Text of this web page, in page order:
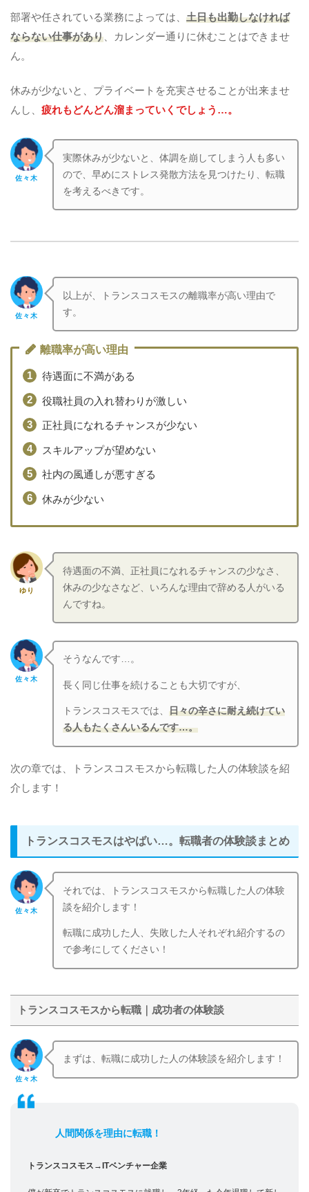
部署や任されている業務によっては、 土日も出勤しなければ
ならない仕事があり 、カレンダー通りに休むことはできませ
ん。
休みが少ないと、プライベートを充実させることが出来ませ
んし、 疲れもどんどん溜まっていくでしょう…。
佐々木
実際休みが少ないと、体調を崩してしまう人も多い
ので、早めにストレス発散方法を見つけたり、転職
を考えるべきです。
佐々木
以上が、トランスコスモスの離職率が高い理由で
す。
離職率が高い理由
待遇面に不満がある
役職社員の入れ替わりが激しい
正社員になれるチャンスが少ない
スキルアップが望めない
社内の風通しが悪すぎる
休みが少ない
ゆり
待遇面の不満、正社員になれるチャンスの少なさ、
休みの少なさなど、いろんな理由で辞める人がいる
んですね。
佐々木
そうなんです…。
長く同じ仕事を続けることも大切ですが、
トランスコスモスでは、日々の辛さに耐え続けてい
る人もたくさんいるんです…。
次の章では、トランスコスモスから転職した人の体験談を紹
介します！
トランスコスモスはやばい…。転職者の体験談まとめ
佐々木
それでは、トランスコスモスから転職した人の体験
談を紹介します！
転職に成功した人、失敗した人それぞれ紹介するの
で参考にしてください！
トランスコスモスから転職｜成功者の体験談
佐々木
まずは、転職に成功した人の体験談を紹介します！
人間関係を理由に転職！
トランスコスモス→ITベンチャー企業